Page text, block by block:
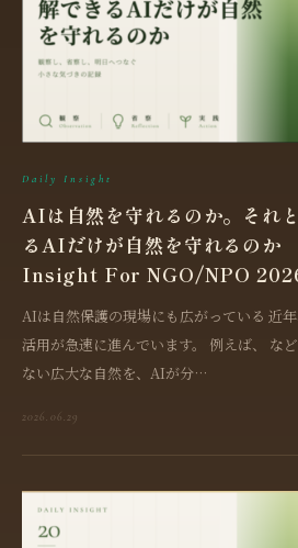
Daily Insight
AIは自然を守れるのか。それ
るAIだけが自然を守れるの
Insight For NGO/NPO
AIは自然保護の現場にも広がっている 近
活用が急速に進んでいます。 例えば、 な
ない広大な自然を、AIが分…
2026.06.29